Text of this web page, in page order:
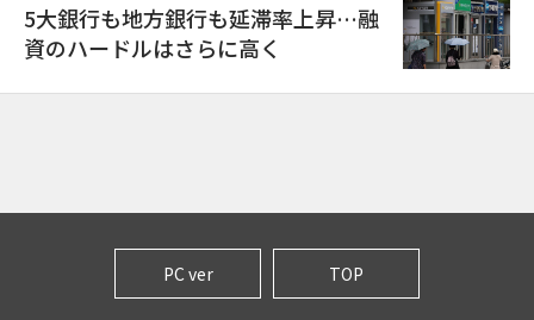
5大銀行も地方銀行も延滞率上昇…融
資のハードルはさらに高く
PC ver TOP